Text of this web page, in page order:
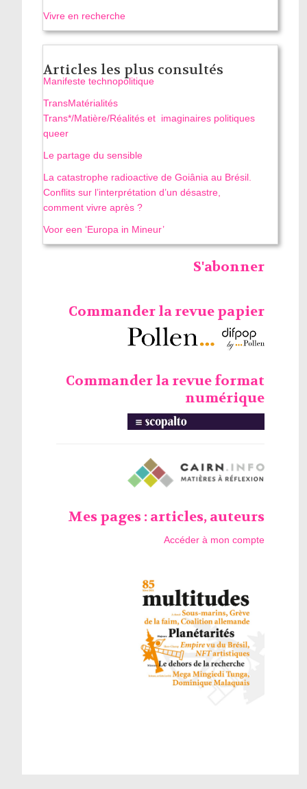
Vivre en recherche
Articles les plus consultés
Manifeste technopolitique
TransMatérialités
Trans*/Matière/Réalités et imaginaires politiques
queer
Le partage du sensible
La catastrophe radioactive de Goiânia au Brésil.
Conflits sur l’interprétation d’un désastre,
comment vivre après ?
Voor een ‘Europa in Mineur’
S'abonner
Commander la revue papier
Commander la revue format
numérique
Mes pages : articles, auteurs
Accéder à mon compte